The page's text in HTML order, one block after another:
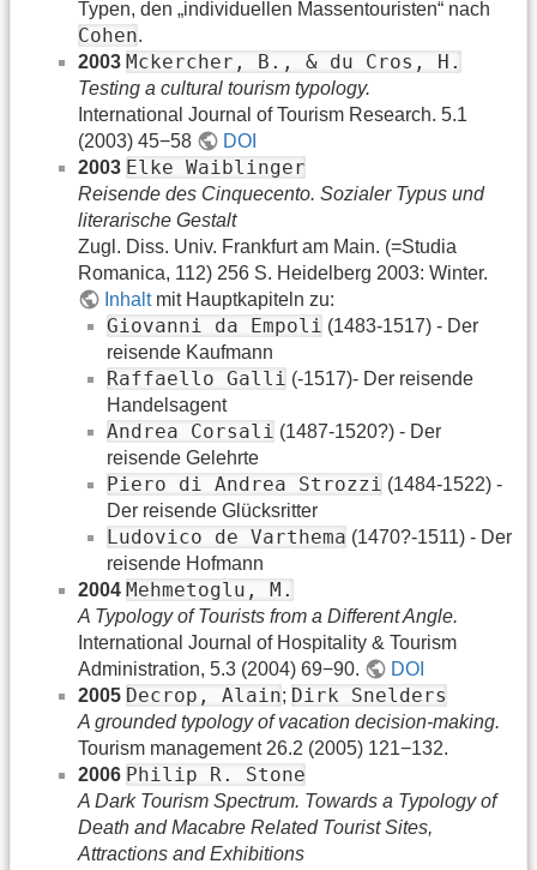
Typen, den „individuellen Massentouristen“ nach
Cohen.
2003 Mckercher, B., & du Cros, H.
Testing a cultural tourism typology.
International Journal of Tourism Research. 5.1
(2003) 45−58
DOI
2003 Elke Waiblinger
Reisende des Cinquecento. Sozialer Typus und
literarische Gestalt
Zugl. Diss. Univ. Frankfurt am Main. (=Studia
Romanica, 112) 256 S. Heidelberg 2003: Winter.
Inhaltmit Hauptkapiteln zu:
Giovanni da Empoli (1483-1517) - Der
reisende Kaufmann
Raffaello Galli (-1517)- Der reisende
Handelsagent
Andrea Corsali (1487-1520?) - Der
reisende Gelehrte
Piero di Andrea Strozzi (1484-1522) -
Der reisende Glücksritter
Ludovico de Varthema (1470?-1511) - Der
reisende Hofmann
2004 Mehmetoglu, M.
A Typology of Tourists from a Different Angle.
International Journal of Hospitality & Tourism
Administration, 5.3 (2004) 69−90.
DOI
2005 Decrop, Alain; Dirk Snelders
A grounded typology of vacation decision-making.
Tourism management 26.2 (2005) 121−132.
2006 Philip R. Stone
A Dark Tourism Spectrum. Towards a Typology of
Death and Macabre Related Tourist Sites,
Attractions and Exhibitions